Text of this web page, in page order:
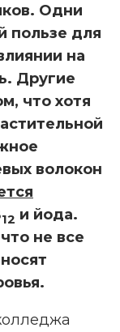
Одни
пользе для
на
Другие
что хотя
волокон
12 и йода.
не все